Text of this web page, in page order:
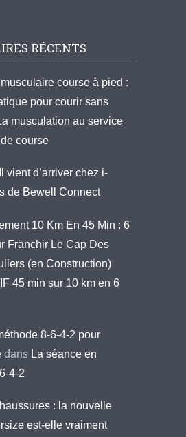
RÉCENTS
course à pied :
pour courir sans
musculation au service
course
Il vient d’arriver chez i-
de Bewell Connect
10 Km En 45 Min : 6
Franchir Le Cap Des
(en Construction)
45 min sur 10 km en 6
8-6-4-2 pour
dans La séance en
4-2
: la nouvelle
est-elle vraiment